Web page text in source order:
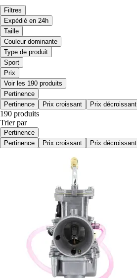
Filtres
Expédié en 24h
Taille
Couleur dominante
Type de produit
Sport
Prix
Voir les 190 produits
Pertinence
Pertinence
Prix croissant Prix décroissant
190 produits
Trier par
Pertinence
Pertinence
Prix croissant Prix décroissant